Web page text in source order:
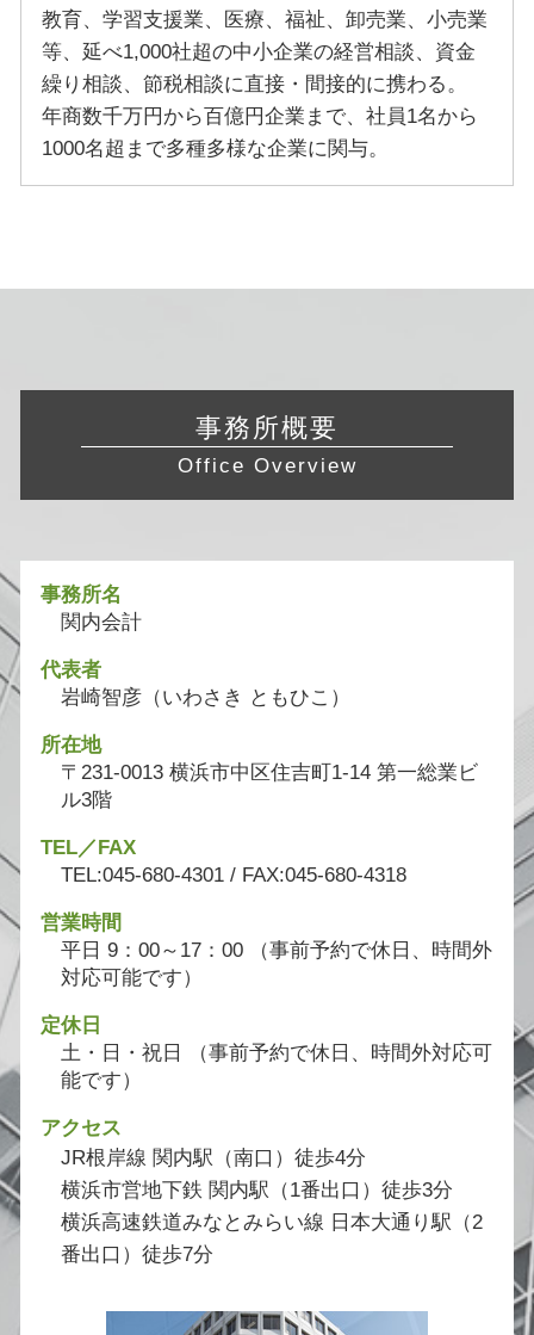
教育、学習支援業、医療、福祉、卸売業、小売業
等、延べ1,000社超の中小企業の経営相談、資金
繰り相談、節税相談に直接・間接的に携わる。
年商数千万円から百億円企業まで、社員1名から
1000名超まで多種多様な企業に関与。
事務所概要
Office Overview
事務所名
関内会計
代表者
岩崎智彦（いわさき ともひこ）
所在地
〒231-0013 横浜市中区住吉町1-14 第一総業ビ
ル3階
TEL／FAX
TEL:045-680-4301 / FAX:045-680-4318
営業時間
平日 9：00～17：00 （事前予約で休日、時間外
対応可能です）
定休日
土・日・祝日 （事前予約で休日、時間外対応可
能です）
アクセス
JR根岸線 関内駅（南口）徒歩4分
横浜市営地下鉄 関内駅（1番出口）徒歩3分
横浜高速鉄道みなとみらい線 日本大通り駅（2
番出口）徒歩7分